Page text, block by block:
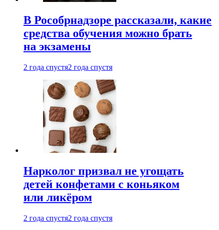
В Рособрнадзоре рассказали, какие
средства обучения можно брать
на экзамены
2 года спустя2 года спустя
Нарколог призвал не угощать
детей конфетами с коньяком
или ликёром
2 года спустя2 года спустя